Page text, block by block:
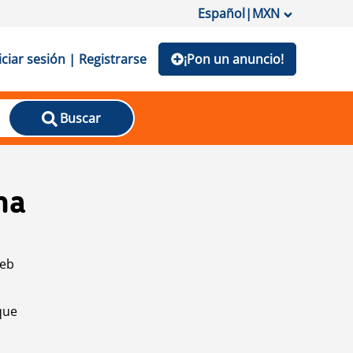
Español|MXN
sesión | Registrarse ¡Pon un anuncio!
Buscar